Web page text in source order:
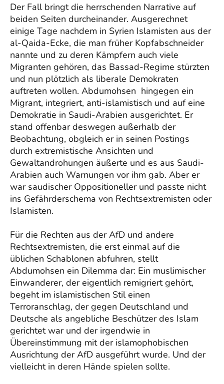
Der Fall bringt die herrschenden Narrative auf
beiden Seiten durcheinander. Ausgerechnet
einige Tage nachdem in Syrien Islamisten aus der
al-Qaida-Ecke, die man früher Kopfabschneider
nannte und zu deren Kämpfern auch viele
Migranten gehören, das Bassad-Regime stürzten
und nun plötzlich als liberale Demokraten
auftreten wollen. Abdumohsen hingegen ein
Migrant, integriert, anti-islamistisch und auf eine
Demokratie in Saudi-Arabien ausgerichtet. Er
stand offenbar deswegen außerhalb der
Beobachtung, obgleich er in seinen Postings
durch extremistische Ansichten und
Gewaltandrohungen äußerte und es aus Saudi-
Arabien auch Warnungen vor ihm gab. Aber er
war saudischer Oppositioneller und passte nicht
ins Gefährderschema von Rechtsextremisten oder
Islamisten.
Für die Rechten aus der AfD und andere
Rechtsextremisten, die erst einmal auf die
üblichen Schablonen abfuhren, stellt
Abdumohsen ein Dilemma dar: Ein muslimischer
Einwanderer, der eigentlich remigriert gehört,
begeht im islamistischen Stil einen
Terroranschlag, der gegen Deutschland und
Deutsche als angebliche Beschützer des Islam
gerichtet war und der irgendwie in
Übereinstimmung mit der islamophobischen
Ausrichtung der AfD ausgeführt wurde. Und der
vielleicht in deren Hände spielen sollte.